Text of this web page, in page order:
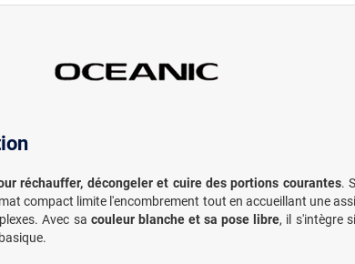
réchauffer, décongeler et cuire des portions courantes.
compact limite l'encombrement tout en accueillant une
Avec sa couleur blanche et sa pose libre, il s'intègre